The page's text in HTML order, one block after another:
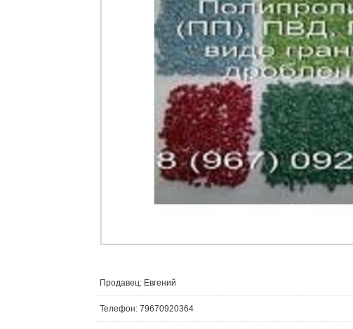
Продавец: Евгений
Телефон: 79670920364